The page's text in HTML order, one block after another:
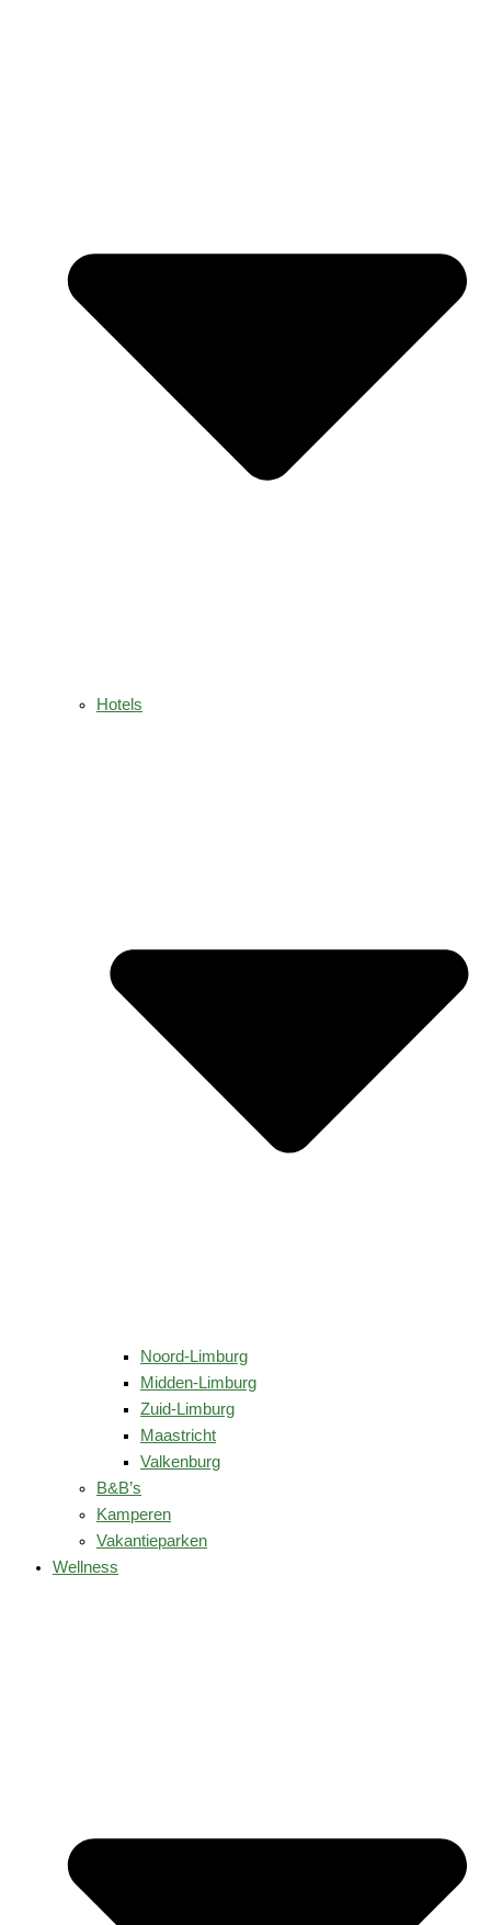
Hotels
Noord-Limburg
Midden-Limburg
Zuid-Limburg
Maastricht
Valkenburg
B&B’s
Kamperen
Vakantieparken
Wellness